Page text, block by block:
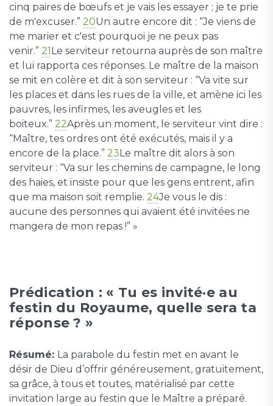
cinq paires de bœufs et je vais les essayer ; je te prie
de m'excuser.” 20Un autre encore dit : “Je viens de
me marier et c'est pourquoi je ne peux pas
venir.” 21Le serviteur retourna auprès de son maître
et lui rapporta ces réponses. Le maître de la maison
se mit en colère et dit à son serviteur : “Va vite sur
les places et dans les rues de la ville, et amène ici les
pauvres, les infirmes, les aveugles et les
boiteux.” 22Après un moment, le serviteur vint dire :
“Maître, tes ordres ont été exécutés, mais il y a
encore de la place.” 23Le maître dit alors à son
serviteur : “Va sur les chemins de campagne, le long
des haies, et insiste pour que les gens entrent, afin
que ma maison soit remplie. 24Je vous le dis :
aucune des personnes qui avaient été invitées ne
mangera de mon repas !” »
Prédication : « Tu es invité·e au
festin du Royaume, quelle sera ta
réponse ? »
Résumé: La parabole du festin met en avant le
désir de Dieu d’offrir généreusement, gratuitement,
sa grâce, à tous et toutes, matérialisé par cette
invitation large au festin que le Maître a préparé.